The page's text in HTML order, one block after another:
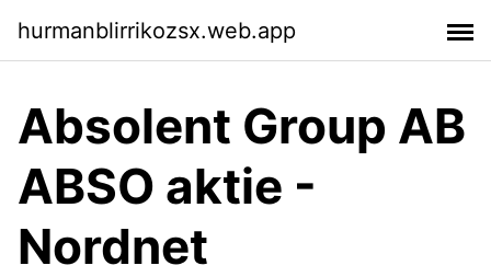
hurmanblirrikozsx.web.app
Absolent Group AB
ABSO aktie -
Nordnet